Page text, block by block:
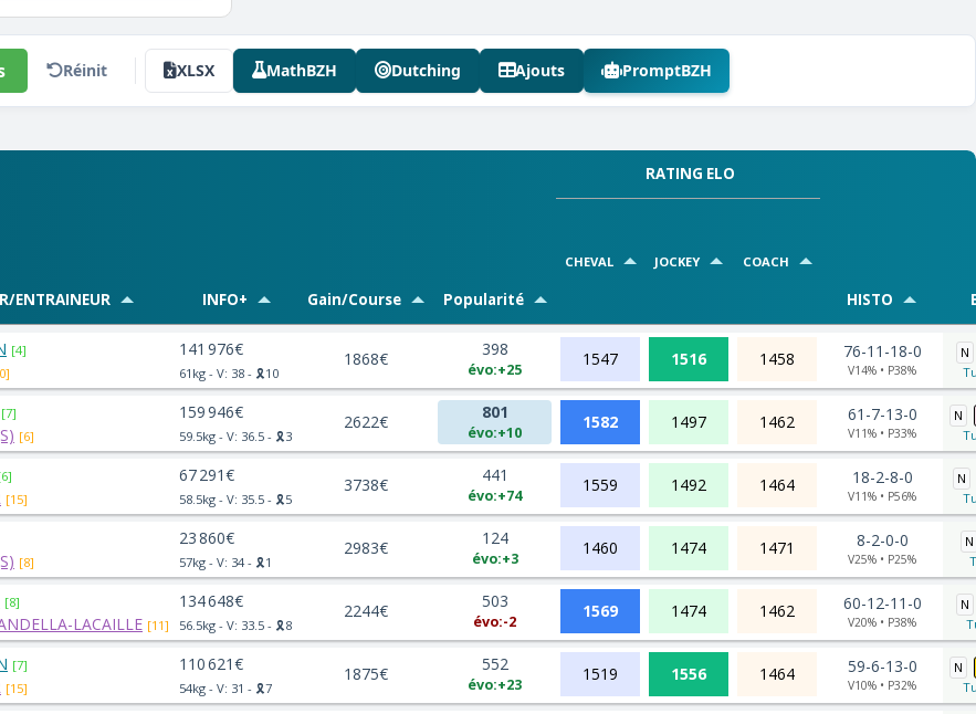
Réinit XLSX MathBZH Dutching Ajouts PromptBZH
ENTRAINEUR INFO+ Gain/Course Popularité
RATING ELO
CHEVAL JOCKEY COACH
HISTO
[4] 141 976€
61kg - V: 38 - 🎗️10
1868€ 398
évo:+25
1547 1516 1458 76-11-18-0
V14% • P38%
N
[7]
[6]
159 946€
59.5kg - V: 36.5 - 🎗️3
2622€ 801
évo:+10
1582 1497 1462 61-7-13-0
V11% • P33%
N
[15]
67 291€
58.5kg - V: 35.5 - 🎗️5
3738€ 441
évo:+74
1559 1492 1464 18-2-8-0
V11% • P56%
N
[8]
23 860€
57kg - V: 34 - 🎗️1
2983€ 124
évo:+3
1460 1474 1471 8-2-0-0
V25% • P25%
N
[8]
LACAILLE [11]
134 648€
56.5kg - V: 33.5 - 🎗️8
2244€ 503
évo:-2
1569 1474 1462 60-12-11-0
V20% • P38%
N
[7]
[15]
110 621€
54kg - V: 31 - 🎗️7
1875€ 552
évo:+23
1519 1556 1464 59-6-13-0
V10% • P32%
N